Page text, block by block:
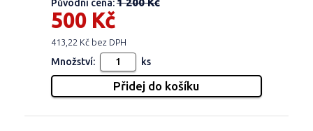
Původní cena:1 200 Kč
500 Kč
413,22 Kč bez DPH
Množství: ks